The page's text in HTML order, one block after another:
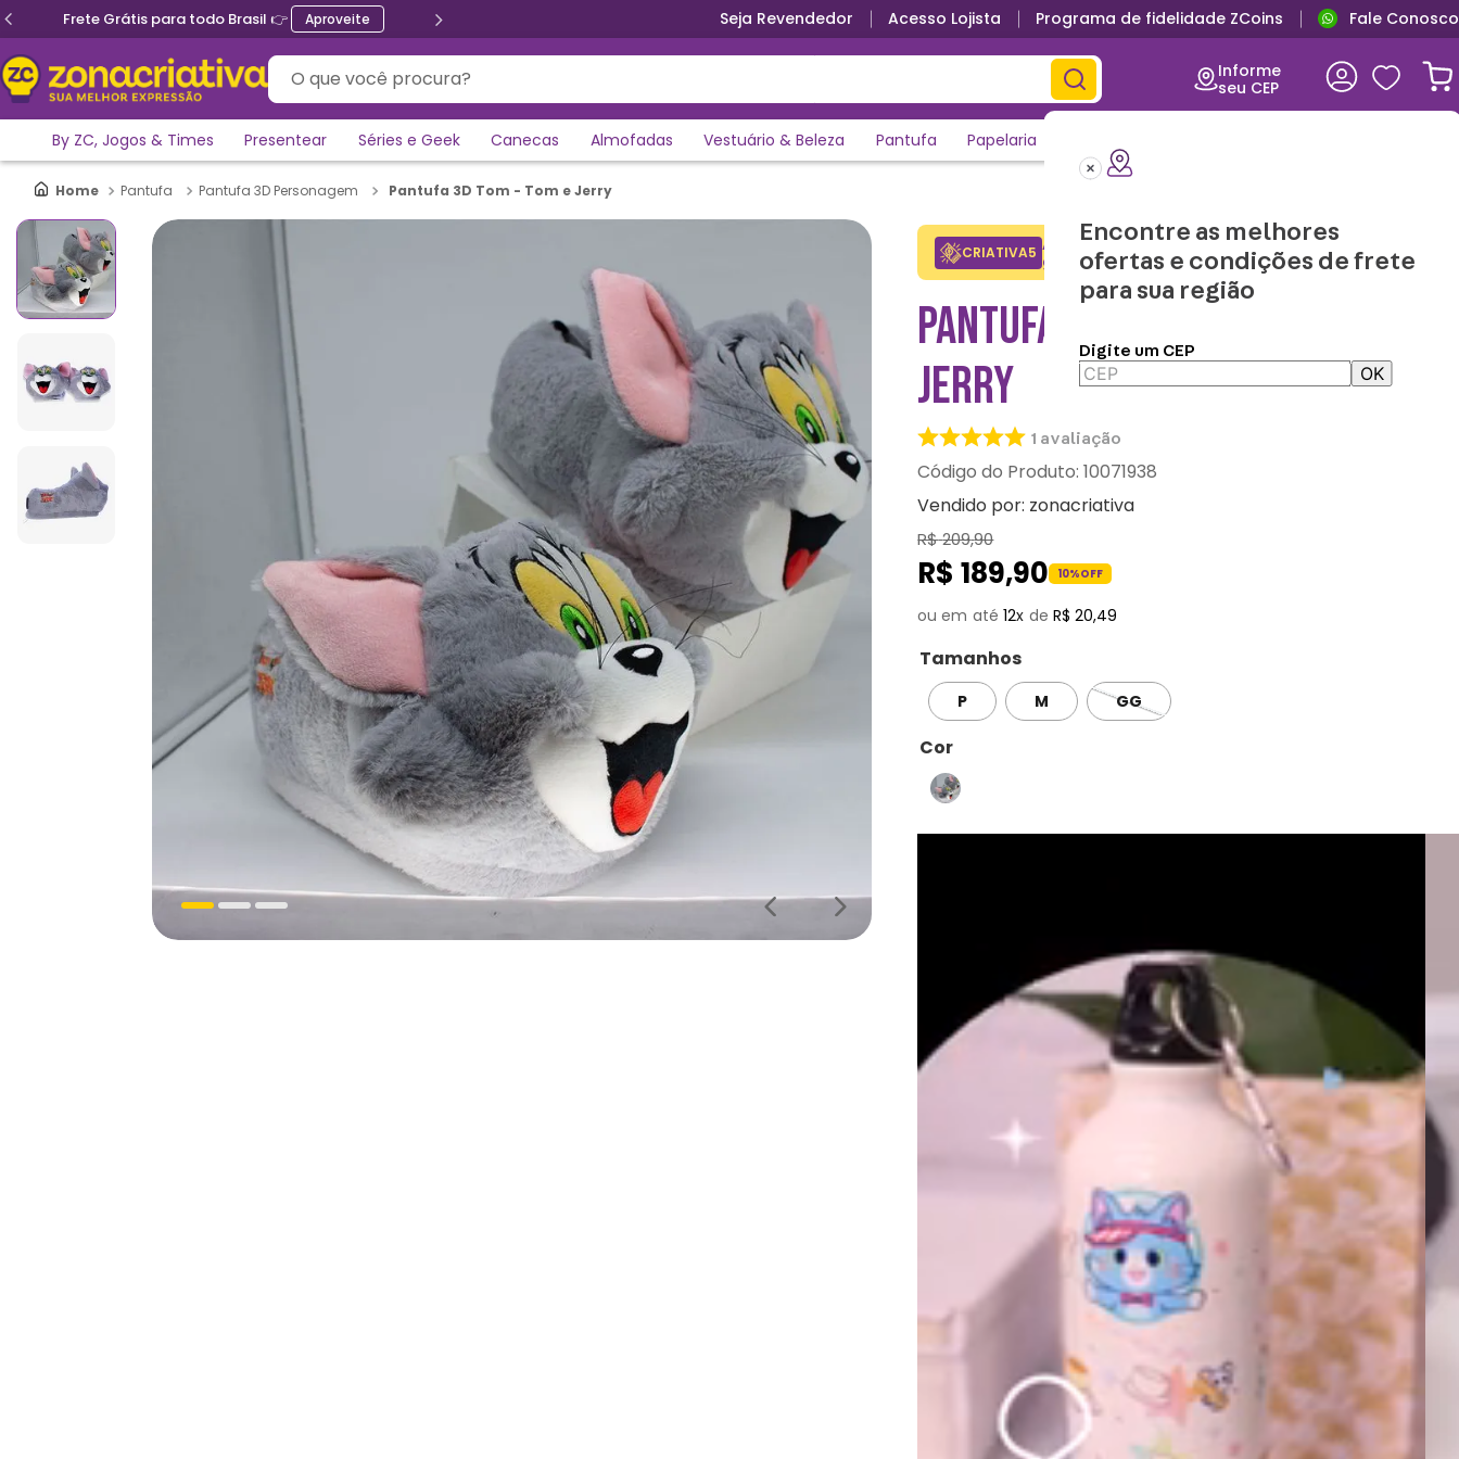
Ganhe 5% de desconto no PIX Parcele em até 12x sem juros Primeira troca grátis
Seja Revendedor Acesso Lojista Programa de fidelidade ZCoins Fale Conosco
O que você procura?
Informe
seu CEP
Encontre as melhores
ofertas e condições de frete
para sua região
Digite um CEP
OK
By ZC, Jogos & Times Presentear Séries e Geek Canecas Almofadas Vestuário & Beleza Pantufa Papelaria
Pantufa Pantufa 3D Personagem Pantufa 3D Tom - Tom e Jerry
CRIATIVA5 Adicione o cupom no carrinho e
ganhe desconto na 1a compra.
Copiar
PANTUFA 3D TOM - TOM E
JERRY
1 avaliação
:10071938
Vendido por: zonacriativa
R$209,90
R$ 189,90 10%OFF
12 R$ 20,49
Tamanhos
P M GG
Cor